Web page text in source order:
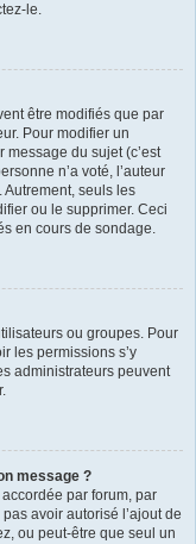
le.
être modifiés que par
Pour modifier un
message du sujet (c’est
n’a voté, l’auteur
seuls les
ou le supprimer. Ceci
en cours de sondage.
ou groupes. Pour
les permissions s’y
administrateurs peuvent
message ?
par forum, par
avoir autorisé l’ajout de
ou peut-être que seul un